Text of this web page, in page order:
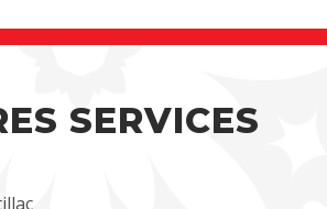
SERVICES